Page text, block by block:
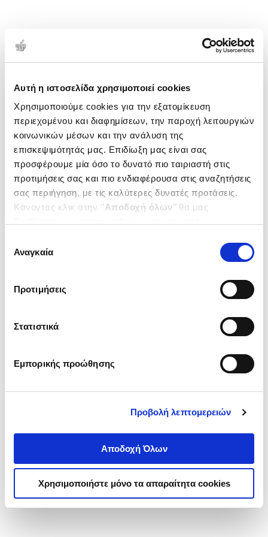
Αυτή η ιστοσελίδα χρησιμοποιεί cookies
Χρησιμοποιούμε cookies για την εξατομίκευση
περιεχομένου και διαφημίσεων, την παροχή λειτουργιών
κοινωνικών μέσων και την ανάλυση της
επισκεψιμότητάς μας. Επιδίωξη μας είναι σας
προσφέρουμε μία όσο το δυνατό πιο ταιριαστή στις
προτιμήσεις σας και πιο ενδιαφέρουσα στις αναζητήσεις
σας περιήγηση, με τις καλύτερες δυνατές προτάσεις.
Κάνοντας κλικ στην ‘’Αποδοχή όλων’’ θα μας
ενδιαφέρουν και να επιλέξετε από τα παρακάτω με την
΄΄και να ενημερωθείτε σχετικά με
συγκατάθεσης
Αναγκαία
Προτιμήσεις
Στατιστικά
Εμπορικής προώθησης
Προβολή λεπτομερειών
Αποδοχή Όλων
Χρησιμοποιήστε μόνο τα απαραίτητα cookies